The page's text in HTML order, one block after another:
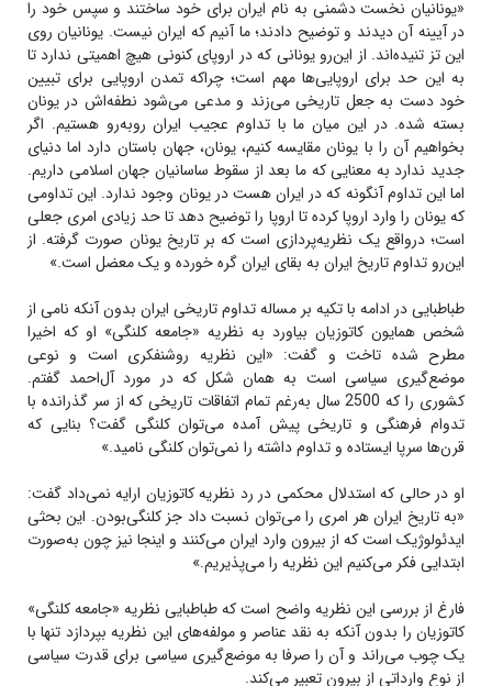
«یونانیان نخست دشمنی به نام ایران برای خود ساختند و سپس خود را
در آیینه آن دیدند و توضیح دادند؛ ما آنیم که ایران نیست. یونانیان روی
این تز تنیده‌اند. از این‌رو یونانی که در اروپای کنونی هیچ اهمیتی ندارد تا
به این حد برای اروپایی‌ها مهم است؛ چراکه تمدن اروپایی برای تبیین
خود دست به جعل تاریخی می‌زند و مدعی می‌شود نطفه‌اش در یونان
بسته شده. در این میان ما با تداوم عجیب ایران روبه‌رو هستیم. اگر
بخواهیم آن را با یونان مقایسه کنیم، یونان، جهان باستان دارد اما دنیای
جدید ندارد به معنایی که ما بعد از سقوط ساسانیان جهان اسلامی داریم.
اما این تداوم آنگونه که در ایران هست در یونان وجود ندارد. این تداومی
که یونان را وارد اروپا کرده تا اروپا را توضیح دهد تا حد زیادی امری جعلی
است؛ درواقع یک نظریه‌پردازی است‌ که بر تاریخ یونان صورت گرفته. از
این‌رو تداوم تاریخ ایران به بقای ایران گره خورده و یک معضل است.»
طباطبایی در ادامه با تکیه بر مساله تداوم تاریخی ایران بدون آنکه نامی از
شخص همایون کاتوزیان بیاورد به نظریه «جامعه کلنگی» او که اخیرا
مطرح شده تاخت و گفت: «این نظریه روشنفکری است و نوعی
موضع‌گیری سیاسی است به همان شکل که در مورد آل‌احمد گفتم.
کشوری را که 2500 سال به‌رغم تمام اتفاقات تاریخی که از سر گذرانده با
تدوام فرهنگی و تاریخی پیش آمده می‌توان کلنگی گفت؟ بنایی که
قرن‌ها سرپا ایستاده و تداوم داشته را نمی‌توان کلنگی نامید.»
او در حالی که استدلال محکمی در رد نظریه کاتوزیان ارایه نمی‌داد گفت:
«به تاریخ ایران هر امری را می‌توان نسبت داد جز کلنگی‌بودن. این بحثی
ایدئولوژیک است که از بیرون وارد ایران می‌کنند و اینجا نیز چون به‌صورت
ابتدایی فکر می‌کنیم این نظریه را می‌پذیریم.»
فارغ از بررسی این نظریه واضح است که طباطبایی نظریه «جامعه کلنگی»
کاتوزیان را بدون آنکه به نقد عناصر و مولفه‌های این نظریه بپردازد تنها با
یک چوب می‌راند و آن را صرفا به موضع‌گیری سیاسی برای قدرت سیاسی
از نوع وارداتی از بیرون تعبیر می‌کند.